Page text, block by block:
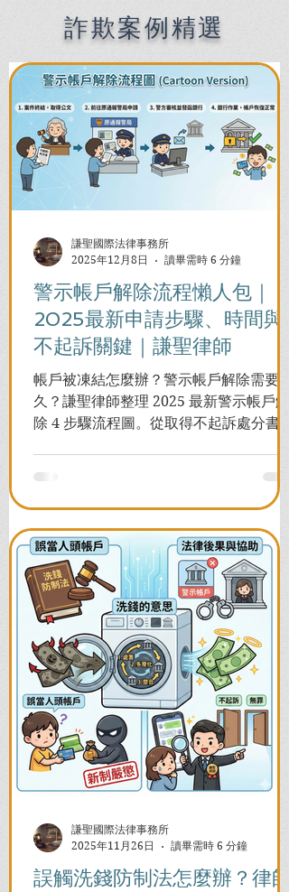
Chien Sheng
International Law Firm
詐欺案例精選
警示帳戶解除流程懶人包｜
2025最新申請步驟、時間與
不起訴關鍵｜謙聖律師
帳戶被凍結怎麼辦？警示帳戶解除需要多
久？謙聖律師整理 2025 最新警示帳戶解
除 4 步驟流程圖。從取得不起訴處分書到
謙聖國際法律事務所
2025年12月8日
讀畢需時 6 分鐘
誤觸洗錢防制法怎麼辦？律師
謙聖國際法律事務所
2025年11月26日
讀畢需時 6 分鐘